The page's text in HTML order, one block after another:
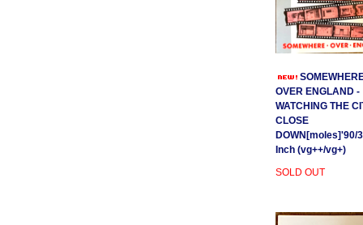
OVER ENGLAND -
WATCHING THE
CLOSE
DOWN[moles]'90/
Inch (vg++/vg+)
SOLD OUT